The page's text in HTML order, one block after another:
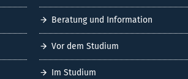
Beratung und Information
Vor dem Studium
Im Studium